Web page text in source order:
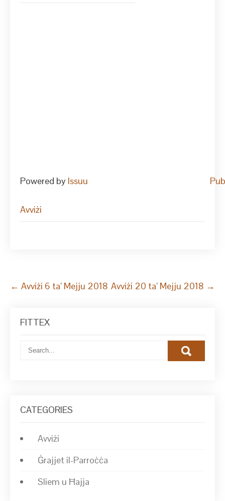
Powered by Issuu
Avviżi
Post
navigation
← Avviżi 6 ta’ Mejju 2018 Avviżi 20 ta’ Mejju 2018 →
FITTEX
CATEGORIES
Avviżi
Ġrajjet il-Parroċċa
Sliem u Ħajja